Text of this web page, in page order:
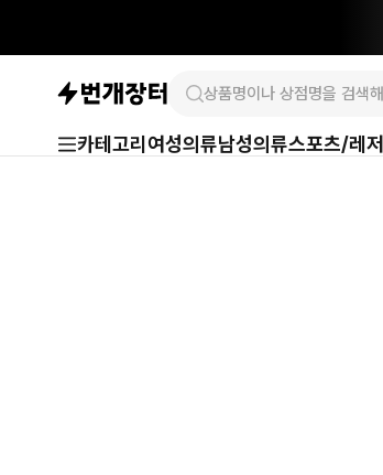
카테고리 여성의류남성의류스포츠/레저